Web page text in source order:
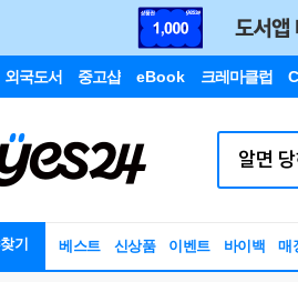
외국도서 중고샵 eBook 크레마클럽
기 베스트 신상품 이벤트 바이백 매